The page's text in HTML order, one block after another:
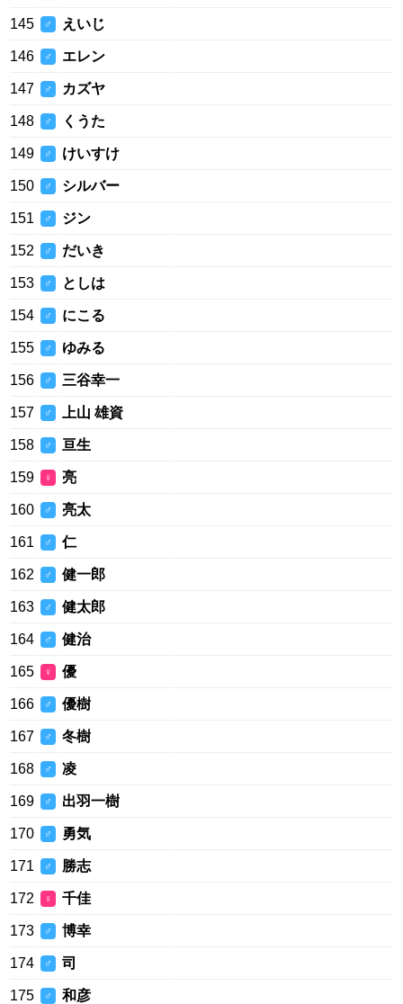
145 ♂ えいじ
146 ♂ エレン
147 ♂ カズヤ
148 ♂ くうた
149 ♂ けいすけ
150 ♂ シルバー
151 ♂ ジン
152 ♂ だいき
153 ♂ としは
154 ♂ にこる
155 ♂ ゆみる
156 ♂ 三谷幸一
157 ♂ 上山 雄資
158 ♂ 亘生
159 ♀ 亮
160 ♂ 亮太
161 ♂ 仁
162 ♂ 健一郎
163 ♂ 健太郎
164 ♂ 健治
165 ♀ 優
166 ♂ 優樹
167 ♂ 冬樹
168 ♂ 凌
169 ♂ 出羽一樹
170 ♂ 勇気
171 ♂ 勝志
172 ♀ 千佳
173 ♂ 博幸
174 ♂ 司
175 ♂ 和彦